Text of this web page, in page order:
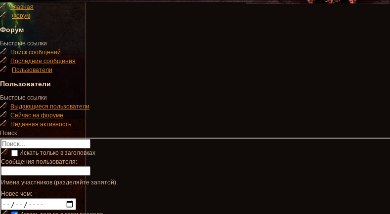
Главная
Форум
Форум
Быстрые ссылки
Поиск сообщений
Последние сообщения
Пользователи
Пользователи
Быстрые ссылки
Выдающиеся пользователи
Сейчас на форуме
Недавняя активность
Поиск
Искать только в заголовках
Сообщения пользователя:
Имена участников (разделяйте запятой).
Новее чем: